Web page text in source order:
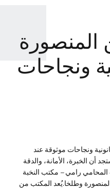
المنصورة
ونجاحات
ونجاحات موثوقة عند
أن الخبرة، الأمانة، والدقة
المحامي رامي – مكتب النخبة
وطلخا.يُعد المكتب من